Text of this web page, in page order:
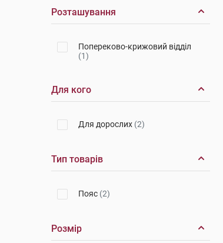
Розташування
Попереково-крижовий відділ
(1)
Для кого
Для дорослих (2)
Тип товарів
Пояс (2)
Розмір